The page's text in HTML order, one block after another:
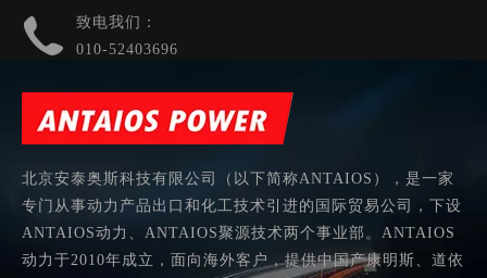
致电我们：
010-52403696
北京安泰奥斯科技有限公司（以下简称ANTAIOS），是一家
专门从事动力产品出口和化工技术引进的国际贸易公司，下设
ANTAIOS动力、ANTAIOS聚源技术两个事业部。ANTAIOS
动力于2010年成立，面向海外客户，提供中国产康明斯、道依